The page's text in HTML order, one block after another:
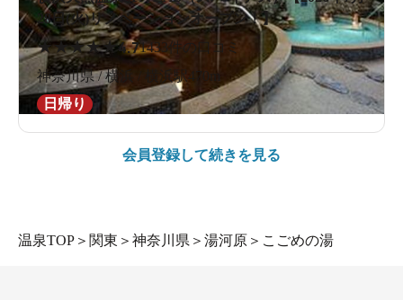
28日(火)リノベーションオープン！】
★★★★★4.71433件の口コミ
神奈川県 / 横浜 / 横浜駅470m
日帰り
会員登録して続きを見る
温泉TOP ＞ 関東 ＞ 神奈川県 ＞ 湯河原 ＞ こごめの湯